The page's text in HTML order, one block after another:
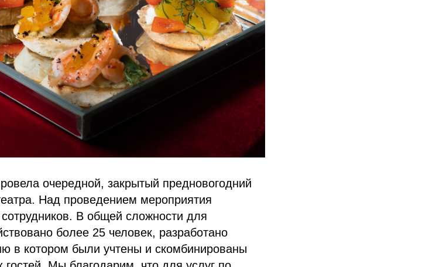
очередной, закрытый предновогодний
Над проведением мероприятия
В общей сложности для
более 25 человек, разработано
в котором были учтены и скомбинированы